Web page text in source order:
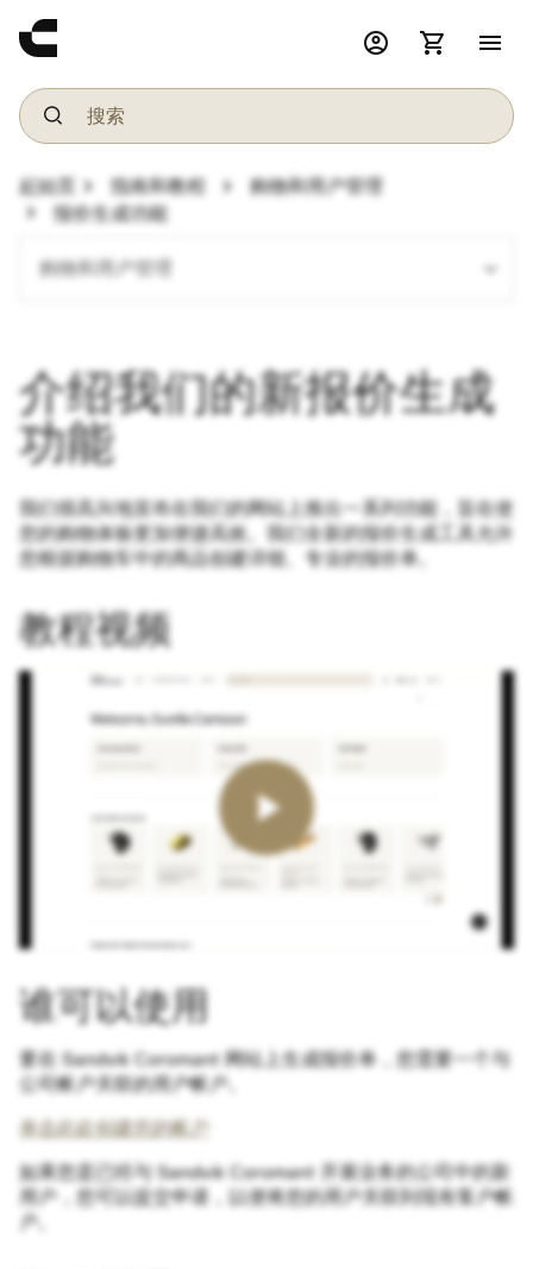
account_circle shopping_cart menu
起始页 chevron_right 指南和教程 chevron_right 购物和用户管理
chevron_right 报价生成功能
购物和用户管理 expand_more
介绍我们的新报价生成
功能
我们很高兴地宣布在我们的网站上推出一系列功能，旨在使
您的购物体验更加便捷高效。我们全新的报价生成工具允许
您根据购物车中的商品创建详细、专业的报价单。
教程视频
谁可以使用
要在 Sandvik Coromant 网站上生成报价单，您需要一个与
公司帐户关联的用户帐户。
单击此处创建您的帐户
如果您是已经与 Sandvik Coromant 开展业务的公司中的新
用户，您可以提交申请，以便将您的用户关联到现有客户帐
户。